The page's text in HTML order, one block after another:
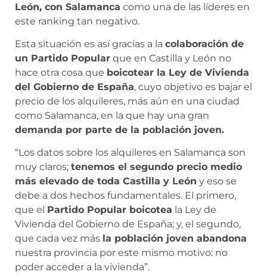
León, con Salamanca como una de las líderes en
este ranking tan negativo.
Esta situación es así gracias a la colaboración de
un Partido Popular que en Castilla y León no
hace otra cosa que boicotear la Ley de Vivienda
del Gobierno de España, cuyo objetivo es bajar el
precio de los alquileres, más aún en una ciudad
como Salamanca, en la que hay una gran
demanda por parte de la población joven.
“Los datos sobre los alquileres en Salamanca son
muy claros; tenemos el segundo precio medio
más elevado de toda Castilla y León y eso se
debe a dos hechos fundamentales. El primero,
que el Partido Popular boicotea la Ley de
Vivienda del Gobierno de España; y, el segundo,
que cada vez más la población joven abandona
nuestra provincia por este mismo motivo: no
poder acceder a la vivienda”.